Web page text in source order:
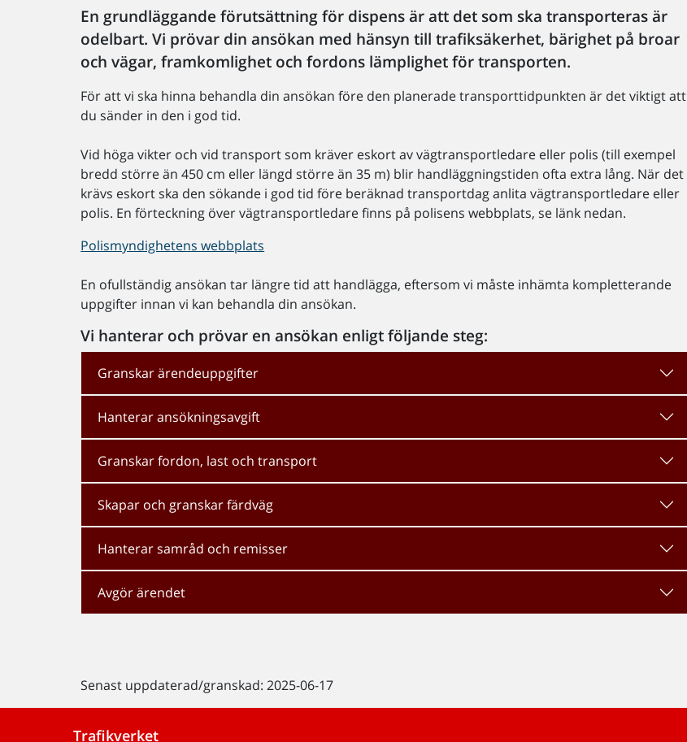
En grundläggande förutsättning för dispens är att det som ska transporteras är
odelbart. Vi prövar din ansökan med hänsyn till trafiksäkerhet, bärighet på broar
och vägar, framkomlighet och fordons lämplighet för transporten.
För att vi ska hinna behandla din ansökan före den planerade transporttidpunkten är det viktigt att
du sänder in den i god tid.
Vid höga vikter och vid transport som kräver eskort av vägtransportledare eller polis (till exempel
bredd större än 450 cm eller längd större än 35 m) blir handläggningstiden ofta extra lång. När det
krävs eskort ska den sökande i god tid före beräknad transportdag anlita vägtransportledare eller
polis. En förteckning över vägtransportledare finns på polisens webbplats, se länk nedan.
Polismyndighetens webbplats
En ofullständig ansökan tar längre tid att handlägga, eftersom vi måste inhämta kompletterande
uppgifter innan vi kan behandla din ansökan.
Vi hanterar och prövar en ansökan enligt följande steg:
Granskar ärendeuppgifter
Hanterar ansökningsavgift
Granskar fordon, last och transport
Skapar och granskar färdväg
Hanterar samråd och remisser
Avgör ärendet
Senast uppdaterad/granskad: 2025-06-17
Trafikverket